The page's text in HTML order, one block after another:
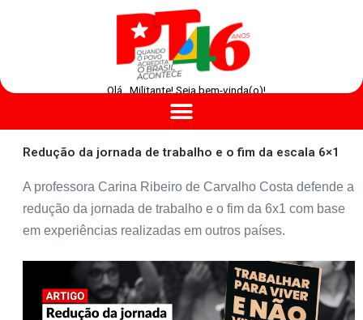
Olá , Militante! Seja bem-vinda(o)!
Redução da jornada de trabalho e o fim da escala 6×1
A professora Carina Ribeiro de Carvalho Costa defende a
redução da jornada de trabalho e o fim da 6x1 com base
em experiências realizadas em outros países.